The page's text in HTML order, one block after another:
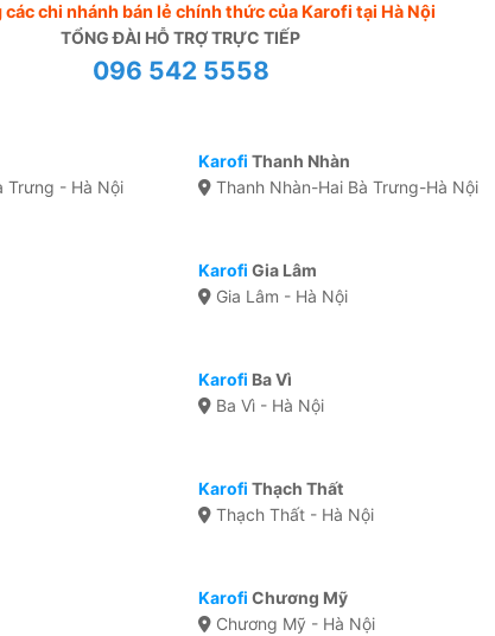
các chi nhánh bán lẻ chính thức của Karofi tại Hà Nội
TỔNG ĐÀI HỖ TRỢ TRỰC TIẾP
096 542 5558
Trưng - Hà Nội
Karofi Thanh Nhàn
Thanh Nhàn-Hai Bà Trưng-Hà Nội
Karofi Gia Lâm
Gia Lâm - Hà Nội
Karofi Ba Vì
Ba Vì - Hà Nội
Karofi Thạch Thất
Thạch Thất - Hà Nội
Karofi Chương Mỹ
Chương Mỹ - Hà Nội